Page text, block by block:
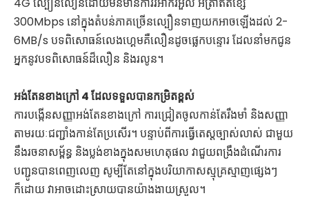
300Mbps នៅក្នុងតំបន់ភាគច្រើនល្បឿនទាញយកអាចឡើងដល់ 2-
6MB/s បទពិសោធន៍លេងហ្គេមគឺលឿនដូចផ្លេកបន្ទោរ ដែលនាំមកជូន
អ្នកនូវបទពិសោធន៍ដ៏លឿន និងរលូន។
អង់តែនខាងក្រៅ 4 ដែលទទួលបានកម្រិតខ្ពស់
ការបង្កើនសញ្ញាអង់តែនខាងក្រៅ ការជ្រៀតចូលកាន់តែរឹងមាំ និងសញ្ញា
តាមរយៈជញ្ជាំងកាន់តែប្រសើរ។ បន្ទាប់ពីការធ្វើតេស្តច្បាស់លាស់ ជាមួយ
នឹងរចនាសម្ព័ន្ធ និងប្លង់ខាងក្នុងសមហេតុផល វាជួយពង្រឹងដំណើរការ
បញ្ជូនបានពេញលេញ សូម្បីតែនៅក្នុងបរិយាកាសស្មុគ្រស្មាញផ្សេងៗ
ក៏ដោយ វាអាចដោះស្រាយបានយ៉ាងងាយស្រួល។